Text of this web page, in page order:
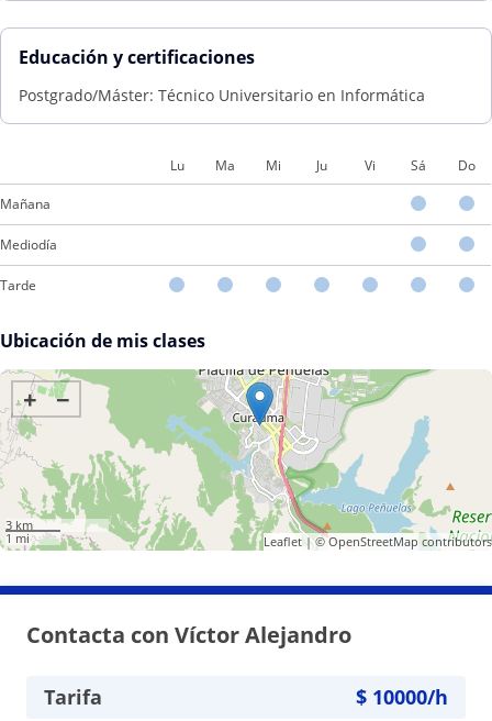
Educación y certificaciones
Postgrado/Máster: Técnico Universitario en Informática
Lu Ma Mi Ju Vi Sá Do
Mañana
Mediodía
Tarde
Ubicación de mis clases
+ −
3 km
1 mi
Leaflet| ©OpenStreetMap contributors
Contacta con Víctor Alejandro
Tarifa $ 10000/h